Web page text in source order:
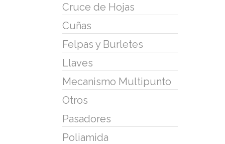
Cruce de Hojas
Cuñas
Felpas y Burletes
Llaves
Mecanismo Multipunto
Otros
Pasadores
Poliamida